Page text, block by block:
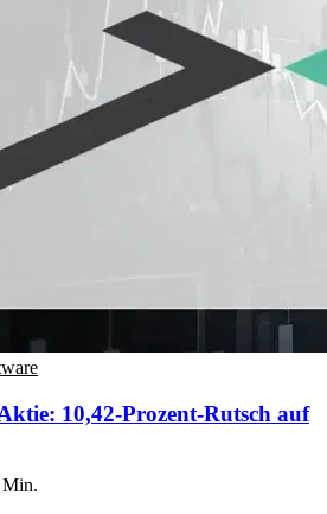
10,42-Prozent-Rutsch auf